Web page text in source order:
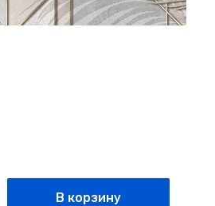
В корзину